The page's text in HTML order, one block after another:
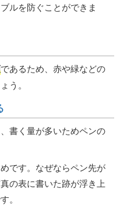
ルを防ぐことができま
であるため、赤や緑などの
う。
書く量が多いためペンの
です。なぜならペン先が
の表に書いた跡が浮き上
。